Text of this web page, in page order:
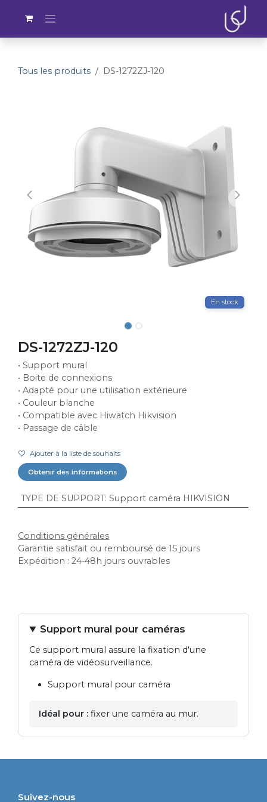
Tous les produits DS-1272ZJ-120
En stock
DS-1272ZJ-120
• Support mural
• Boite de connexions
• Adapté pour une utilisation extérieure
• Couleur blanche
• Compatible avec Hiwatch Hikvision
• Passage de câble
Ajouter à la liste de souhaits
Obtenir des informations
TYPE DE SUPPORT: Support caméra HIKVISION
Conditions générales
Garantie satisfait ou remboursé de 15 jours
Expédition : 24-48h jours ouvrables
Support mural pour caméras
Ce support mural assure la fixation d'une
caméra de vidéosurveillance.
Support mural pour caméra
Idéal pour : fixer une caméra au mur.
Suivez-nous